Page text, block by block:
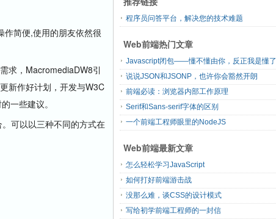
简便,使用的朋友依然很
求，MacromediaDW8引
新作好计划，开发与W3C
一些建议。
可以以三种不同的方式在
程序员问答平台，解决您的技术难题
Web前端热门文章
Javascript闭包——懂不懂由你，反正我是懂了
说说JSON和JSONP，也许你会豁然开朗
前端必读：浏览器内部工作原理
Serif和Sans-serif字体的区别
一个前端工程师眼里的NodeJS
Web前端最新文章
怎么轻松学习JavaScript
如何打好前端游击战
没那么难，谈CSS的设计模式
写给初学前端工程师的一封信